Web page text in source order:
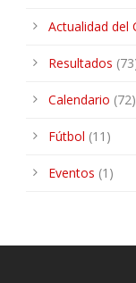
Actualidad del
Resultados
Calendario (72)
Fútbol (11)
Eventos (1)